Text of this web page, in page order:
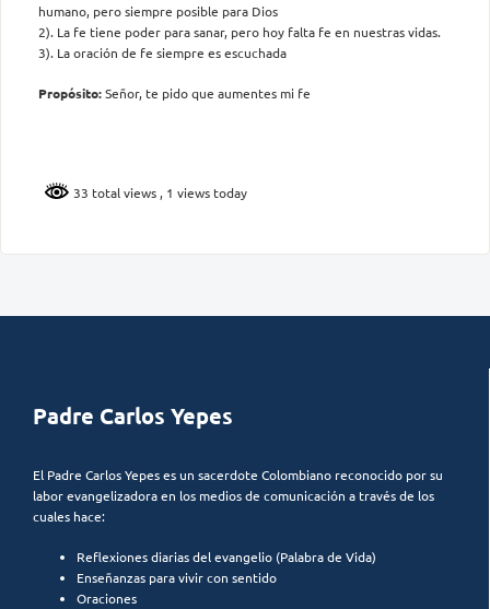
humano, pero siempre posible para Dios
2). La fe tiene poder para sanar, pero hoy falta fe en nuestras vidas.
3). La oración de fe siempre es escuchada
Propósito:Señor, te pido que aumentes mi fe
33 total views , 1 views today
Padre Carlos Yepes
El Padre Carlos Yepes es un sacerdote Colombiano reconocido por su
labor evangelizadora en los medios de comunicación a través de los
cuales hace:
Reflexiones diarias del evangelio (Palabra de Vida)
Enseñanzas para vivir con sentido
Oraciones